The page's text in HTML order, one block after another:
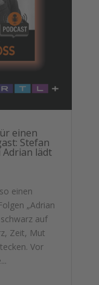
einen
Stefan
Adrian lädt
einen
„Adrian
auf
Zeit, Mut
Vor